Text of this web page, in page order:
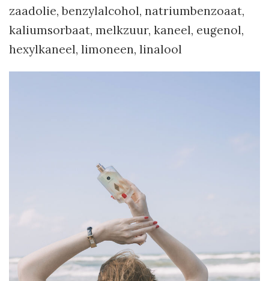
zaadolie, benzylalcohol, natriumbenzoaat,
kaliumsorbaat, melkzuur, kaneel, eugenol,
hexylkaneel, limoneen, linalool